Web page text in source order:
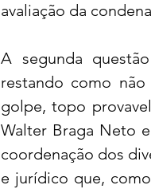
avaliação da
A segunda
restando como
golpe, topo
Walter Braga Neto
coordenação dos
e jurídico que,